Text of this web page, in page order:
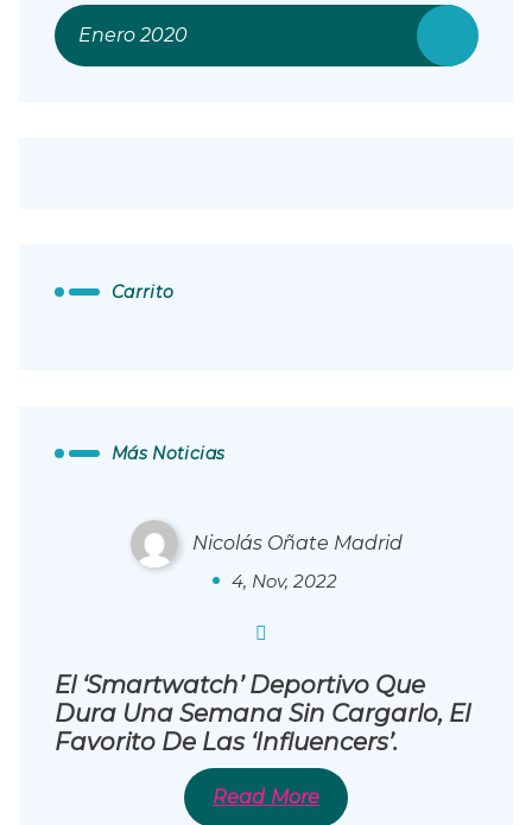
Enero 2020
Carrito
Más Noticias
El ‘smartwatch’ Deportivo
Nicolás Oñate Madrid
4, Nov, 2022
El ‘smartwatch’ Deportivo Que
Dura Una Semana Sin Cargarlo, El
Favorito De Las ‘influencers’.
Read More
Karely Ruiz Se Tropezó